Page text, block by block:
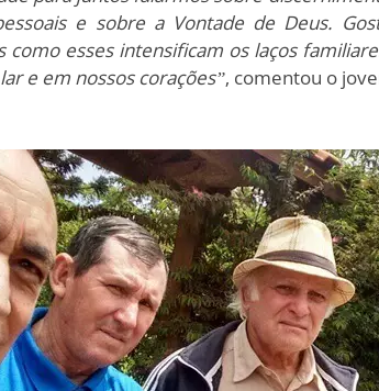
e sobre a Vontade de Deus.
como esses intensificam os laços
e em nossos corações”, comentou o